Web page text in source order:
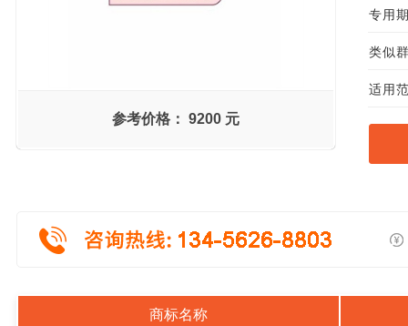
参考价格： 9200 元
专用
类似
适用
商标名称